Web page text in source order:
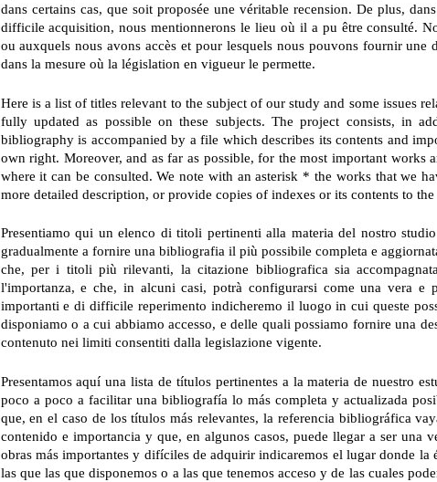
dans certains cas, que soit proposée une véritable recension. De plus,
difficile acquisition, nous mentionnerons le lieu où il a pu être consulté.
ou auxquels nous avons accès et pour lesquels nous pouvons fournir
dans la mesure où la législation en vigueur le permette.
Here is a list of titles relevant to the subject of our study and some issues
fully updated as possible on these subjects. The project consists, in
bibliography is accompanied by a file which describes its contents and
own right. Moreover, and as far as possible, for the most important
where it can be consulted. We note with an asterisk * the works that we
more detailed description, or provide copies of indexes or its contents to
Presentiamo qui un elenco di titoli pertinenti alla materia del nostro
gradualmente a fornire una bibliografia il più possibile completa e
che, per i titoli più rilevanti, la citazione bibliografica sia
l'importanza, e che, in alcuni casi, potrà configurarsi come una vera e
importanti e di difficile reperimento indicheremo il luogo in cui queste
disponiamo o a cui abbiamo accesso, e delle quali possiamo fornire una
contenuto nei limiti consentiti dalla legislazione vigente.
Presentamos aquí una lista de títulos pertinentes a la materia de nuestro
poco a poco a facilitar una bibliografía lo más completa y actualizada
que, en el caso de los títulos más relevantes, la referencia bibliográfica
contenido e importancia y que, en algunos casos, puede llegar a ser una
obras más importantes y difíciles de adquirir indicaremos el lugar donde la
las que las que disponemos o a las que tenemos acceso y de las cuales